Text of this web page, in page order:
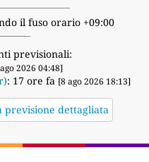
il fuso orario +09:00
previsionali:
2026 04:48]
: 17 ore fa [8 ago 2026 18:13]
previsione dettagliata